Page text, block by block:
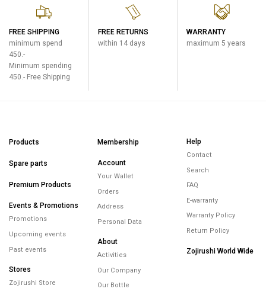
FREE SHIPPING
minimum spend
450.-
Minimum spending
450.- Free Shipping
FREE RETURNS
within 14 days
WARRANTY
maximum 5 years
Products
Spare parts
Premium Products
Events & Promotions
Promotions
Upcoming events
Past events
Stores
Zojirushi Store
Membership
Account
Your Wallet
Orders
Address
Personal Data
About
Activities
Our Company
Our Bottle
Help
Contact
Search
FAQ
E-warranty
Warranty Policy
Return Policy
Zojirushi World Wide